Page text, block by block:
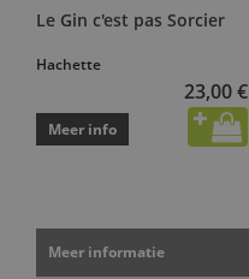
Le Gin c'est pas Sorcier
Hachette
23,00 €
Meer info
Meer informatie